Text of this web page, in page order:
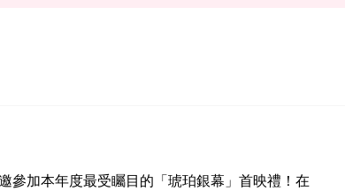
參加本年度最受矚目的「琥珀銀幕」首映禮！在